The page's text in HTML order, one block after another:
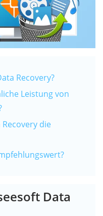
Recovery?
Leistung von
die
Data